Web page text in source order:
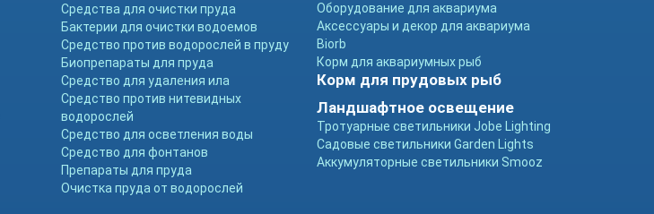
Средства для очистки пруда
Бактерии для очистки водоемов
Средство против водорослей в пруду
Биопрепараты для пруда
Средство для удаления ила
Средство против нитевидных
водорослей
Средство для осветления воды
Средство для фонтанов
Препараты для пруда
Очистка пруда от водорослей
Оборудование для аквариума
Аксессуары и декор для аквариума
Biorb
Корм для аквариумных рыб
Корм для прудовых рыб
Ландшафтное освещение
Тротуарные светильники Jobe Lighting
Садовые светильники Garden Lights
Аккумуляторные светильники Smooz